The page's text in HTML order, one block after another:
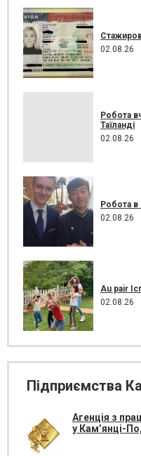
02.08.26
Робота
Таїланді
02.08.26
Робота в
02.08.26
Au pair
02.08.26
Підприємства
Агенція з
у Кам’янці-